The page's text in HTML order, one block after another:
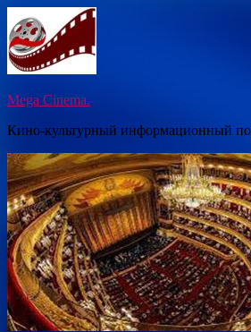
Перейти
к
содержимому
Mega Cinema.
Кино-культурный информационный